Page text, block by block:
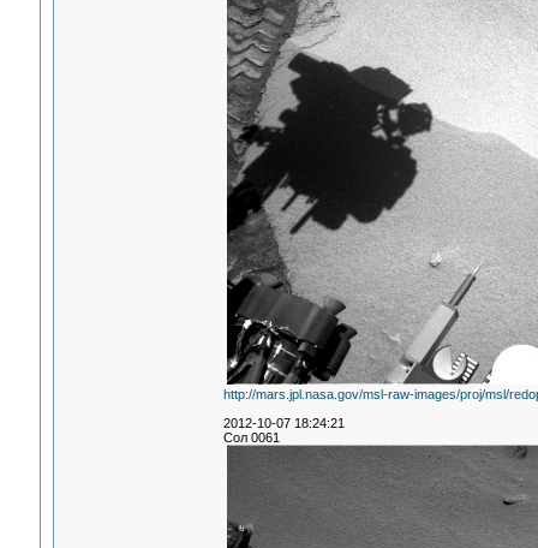
http://mars.jpl.nasa.gov/msl-raw-images/proj/msl/
2012-10-07 18:24:21
Сол 0061